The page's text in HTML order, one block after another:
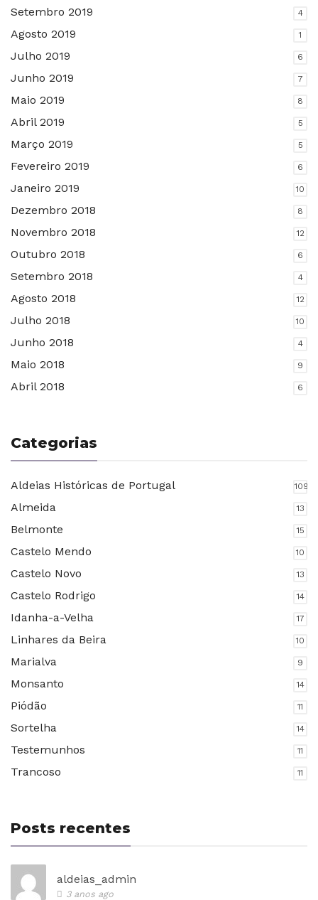
Setembro 2019 4
Agosto 2019 1
Julho 2019 6
Junho 2019 7
Maio 2019 8
Abril 2019 5
Março 2019 5
Fevereiro 2019 6
Janeiro 2019 10
Dezembro 2018 8
Novembro 2018 12
Outubro 2018 6
Setembro 2018 4
Agosto 2018 12
Julho 2018 10
Junho 2018 4
Maio 2018 9
Abril 2018 6
Categorias
Aldeias Históricas de Portugal 109
Almeida 13
Belmonte 15
Castelo Mendo 10
Castelo Novo 13
Castelo Rodrigo 14
Idanha-a-Velha 17
Linhares da Beira 10
Marialva 9
Monsanto 14
Piódão 11
Sortelha 14
Testemunhos 11
Trancoso 11
Posts recentes
aldeias_admin
3 anos ago